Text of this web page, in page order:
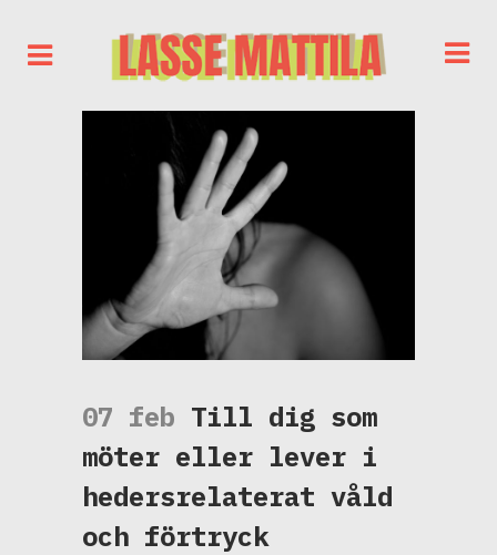
07 feb Till dig som
möter eller lever i
hedersrelaterat våld
och förtryck